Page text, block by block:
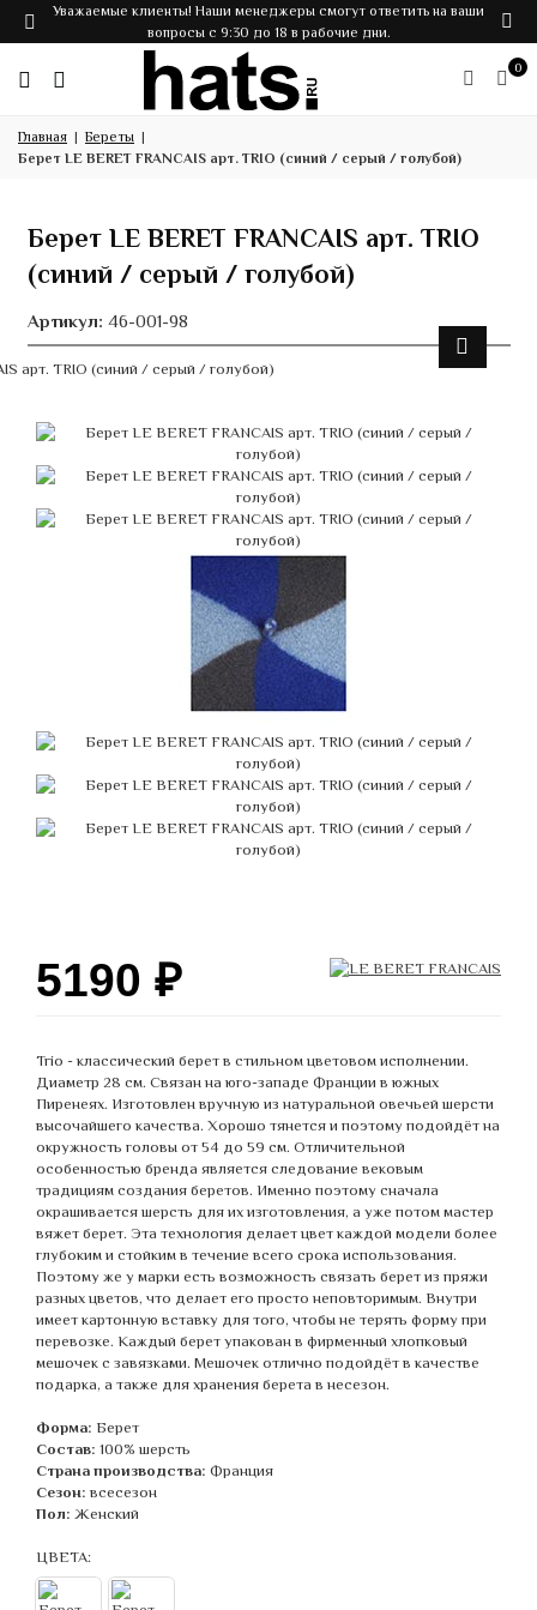
Уважаемые клиенты! Наши менеджеры смогут ответить на ваши
вопросы с 9:30 до 18 в рабочие дни.
0
Главная
Береты
Берет LE BERET FRANCAIS арт. TRIO (синий / серый / голубой)
Берет LE BERET FRANCAIS арт. TRIO
(синий / серый / голубой)
Артикул: 46-001-98
5190 ₽
Trio - классический берет в стильном цветовом исполнении.
Диаметр 28 см. Связан на юго-западе Франции в южных
Пиренеях. Изготовлен вручную из натуральной овечьей шерсти
высочайшего качества. Хорошо тянется и поэтому подойдёт на
окружность головы от 54 до 59 см. Отличительной
особенностью бренда является следование вековым
традициям создания беретов. Именно поэтому сначала
окрашивается шерсть для их изготовления, а уже потом мастер
вяжет берет. Эта технология делает цвет каждой модели более
глубоким и стойким в течение всего срока использования.
Поэтому же у марки есть возможность связать берет из пряжи
разных цветов, что делает его просто неповторимым. Внутри
имеет картонную вставку для того, чтобы не терять форму при
перевозке. Каждый берет упакован в фирменный хлопковый
мешочек с завязками. Мешочек отлично подойдёт в качестве
подарка, а также для хранения берета в несезон.
Форма: Берет
Состав: 100% шерсть
Страна производства: Франция
Сезон: всесезон
Пол: Женский
ЦВЕТА: